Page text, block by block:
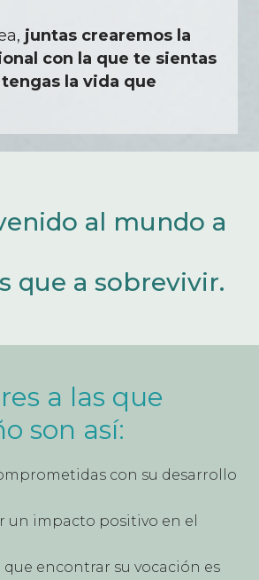
juntas crearemos la
con la que te sientas
la vida que
al mundo a
que a sobrevivir.
a las que
son así:
con su desarrollo
un impacto positivo en el
encontrar su vocación es